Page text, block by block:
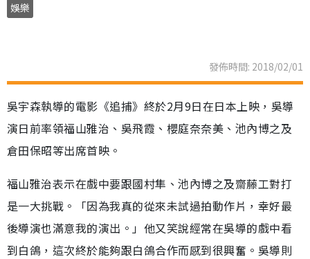
娛樂
發佈時間: 2018/02/01
吳宇森執導的電影《追捕》終於2月9日在日本上映，吳導
演日前率領福山雅治、吳飛霞、櫻庭奈奈美、池內博之及
倉田保昭等出席首映。
福山雅治表示在戲中要跟國村隼、池內博之及齋藤工對打
是一大挑戰。「因為我真的從來未試過拍動作片，幸好最
後導演也滿意我的演出。」他又笑說經常在吳導的戲中看
到白鴿，這次終於能夠跟白鴿合作而感到很興奮。吳導則